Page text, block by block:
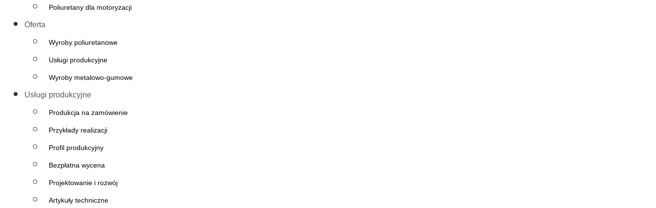
Poliuretany dla motoryzacji
Oferta
Wyroby poliuretanowe
Usługi produkcyjne
Wyroby metalowo-gumowe
Usługi produkcyjne
Produkcja na zamówienie
Przykłady realizacji
Profil produkcyjny
Bezpłatna wycena
Projektowanie i rozwój
Artykuły techniczne